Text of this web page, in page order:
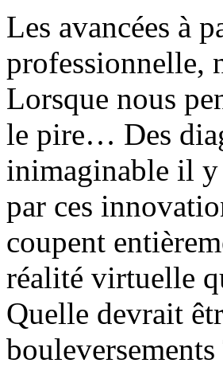
Les avancées à
professionnelle,
Lorsque nous
le pire… Des
inimaginable il y
par ces
coupent
réalité virtuelle
Quelle devrait
bouleversements